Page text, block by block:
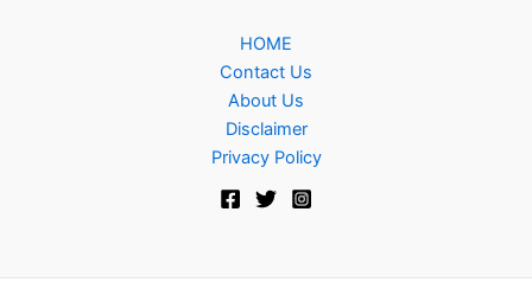
HOME
Contact Us
About Us
Disclaimer
Privacy Policy